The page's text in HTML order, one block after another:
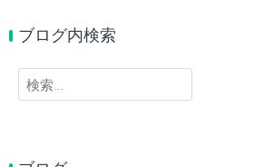
ブログ内検索
検
索: